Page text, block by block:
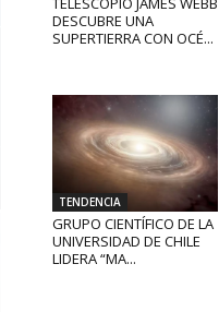
DESCUBRE UNA
SUPERTIERRA CON OCÉ...
TENDENCIA
GRUPO CIENTÍFICO DE LA
UNIVERSIDAD DE CHILE
LIDERA “MA...